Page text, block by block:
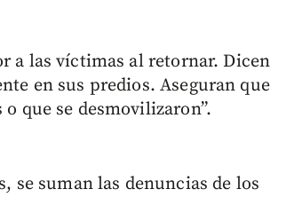
a las víctimas al retornar. Dicen
en sus predios. Aseguran que
que se desmovilizaron”.
se suman las denuncias de los